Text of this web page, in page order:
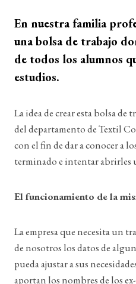
En nuestra familia
una bolsa de trabajo
de todos los alumnos
estudios.
La idea de crear esta bolsa de
del departamento de Textil
con el fin de dar a conocer a
terminado e intentar abrirles
El funcionamiento de la
La empresa que necesita un
de nosotros los datos de
pueda ajustar a sus
aportan los nombres de los